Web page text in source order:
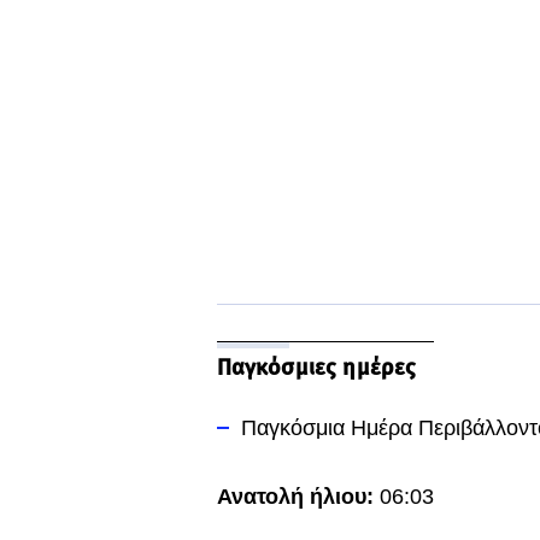
Παγκόσμιες ημέρες
Παγκόσμια Ημέρα
Ανατολή ήλιου: 06:03